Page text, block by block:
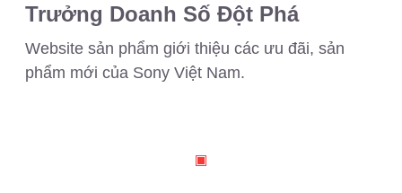
Trưởng Doanh Số Đột Phá
Website sản phẩm giới thiệu các ưu đãi, sản
phẩm mới của Sony Việt Nam.